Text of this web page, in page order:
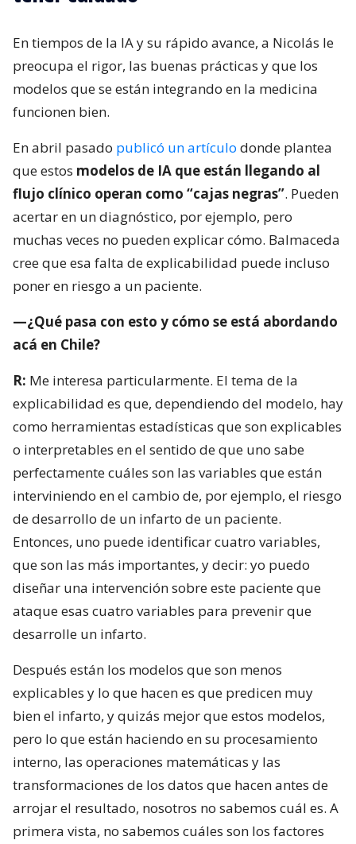
En tiempos de la IA y su rápido avance, a Nicolás le
preocupa el rigor, las buenas prácticas y que los
modelos que se están integrando en la medicina
funcionen bien.
En abril pasado publicó un artículo donde plantea
que estos modelos de IA que están llegando al
flujo clínico operan como “cajas negras”. Pueden
acertar en un diagnóstico, por ejemplo, pero
muchas veces no pueden explicar cómo. Balmaceda
cree que esa falta de explicabilidad puede incluso
poner en riesgo a un paciente.
—¿Qué pasa con esto y cómo se está abordando
acá en Chile?
R: Me interesa particularmente. El tema de la
explicabilidad es que, dependiendo del modelo, hay
como herramientas estadísticas que son explicables
o interpretables en el sentido de que uno sabe
perfectamente cuáles son las variables que están
interviniendo en el cambio de, por ejemplo, el riesgo
de desarrollo de un infarto de un paciente.
Entonces, uno puede identificar cuatro variables,
que son las más importantes, y decir: yo puedo
diseñar una intervención sobre este paciente que
ataque esas cuatro variables para prevenir que
desarrolle un infarto.
Después están los modelos que son menos
explicables y lo que hacen es que predicen muy
bien el infarto, y quizás mejor que estos modelos,
pero lo que están haciendo en su procesamiento
interno, las operaciones matemáticas y las
transformaciones de los datos que hacen antes de
arrojar el resultado, nosotros no sabemos cuál es. A
primera vista, no sabemos cuáles son los factores